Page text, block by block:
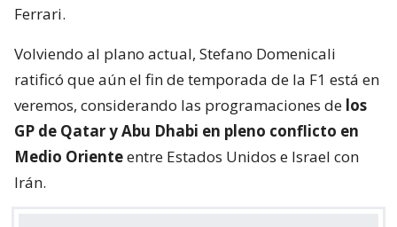
Ferrari.
Volviendo al plano actual, Stefano Domenicali
ratificó que aún el fin de temporada de la F1 está en
veremos, considerando las programaciones de los
GP de Qatar y Abu Dhabi en pleno conflicto en
Medio Orienteentre Estados Unidos e Israel con
Irán.